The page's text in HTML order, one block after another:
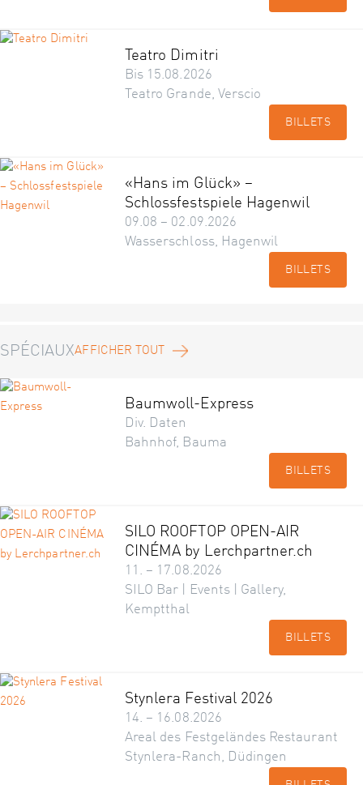
Teatro Dimitri
Bis 15.08.2026
Teatro Grande, Verscio
BILLETS
«Hans im Glück» –
Schlossfestspiele Hagenwil
09.08 – 02.09.2026
Wasserschloss, Hagenwil
BILLETS
SPÉCIAUXAFFICHER TOUT
Baumwoll-Express
Div. Daten
Bahnhof, Bauma
BILLETS
SILO ROOFTOP OPEN-AIR
CINÉMA by Lerchpartner.ch
11. – 17.08.2026
SILO Bar | Events | Gallery,
Kemptthal
BILLETS
Stynlera Festival 2026
14. – 16.08.2026
Areal des Festgeländes Restaurant
Stynlera-Ranch, Düdingen